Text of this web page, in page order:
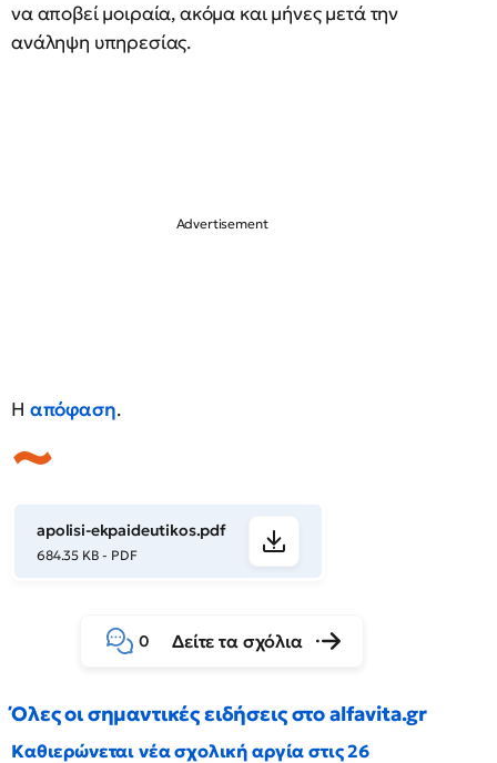
να αποβεί μοιραία, ακόμα και μήνες μετά την
ανάληψη υπηρεσίας.
Η απόφαση.
apolisi-ekpaideutikos.pdf
684.35 KB - PDF
0 Δείτε τα σχόλια
Όλες οι σημαντικές ειδήσεις στο alfavita.gr
Καθιερώνεται νέα σχολική αργία στις 26